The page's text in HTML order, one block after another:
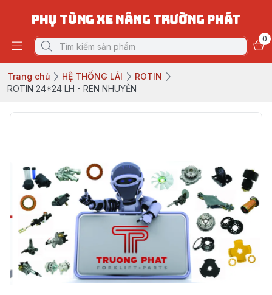
PHỤ TÙNG XE NÂNG TRƯỜNG PHÁT
0
Trang chủ HỆ THỐNG LÁI
ROTIN
ROTIN 24*24 LH - REN NHUYỄN